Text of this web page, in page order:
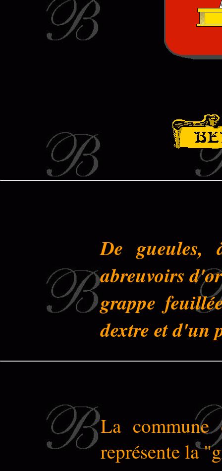
De
abreuvoirs
grappe
dextre et d'un
La commune
représente la